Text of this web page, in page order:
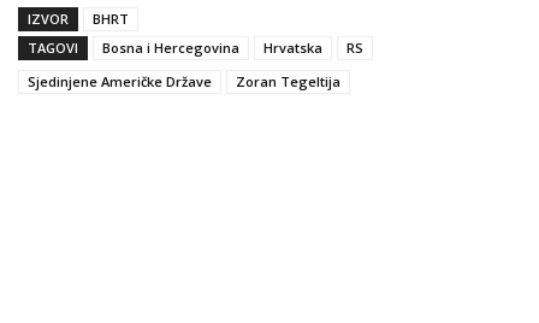
IZVOR
BHRT
TAGOVI
Bosna i Hercegovina Hrvatska
RS
Sjedinjene Američke Države
Zoran Tegeltija